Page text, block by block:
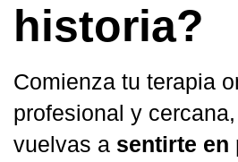
historia?
Comienza tu terapia
profesional y
vuelvas a sentirte en